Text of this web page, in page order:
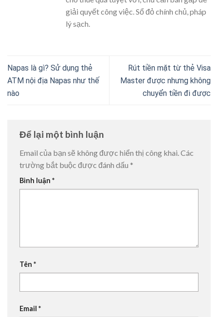
giải quyết công việc. Sổ đỏ chính chủ, pháp
lý sạch.
Napas là gì? Sử dụng thẻ
ATM nội địa Napas như thế
nào
Rút tiền mặt từ thẻ Visa
Master được nhưng không
chuyển tiền đi được
Để lại một bình luận
Email của bạn sẽ không được hiển thị công khai. Các
trường bắt buộc được đánh dấu *
Bình luận *
Tên *
Email *